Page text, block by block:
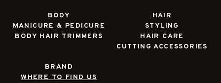
BODY
MANICURE & PEDICURE
BODY HAIR TRIMMERS
HAIR
STYLING
HAIR CARE
CUTTING ACCESSORIES
BRAND
WHERE TO FIND US